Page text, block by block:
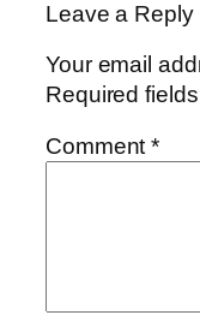
Leave a Reply
Your email
Required
Comment*